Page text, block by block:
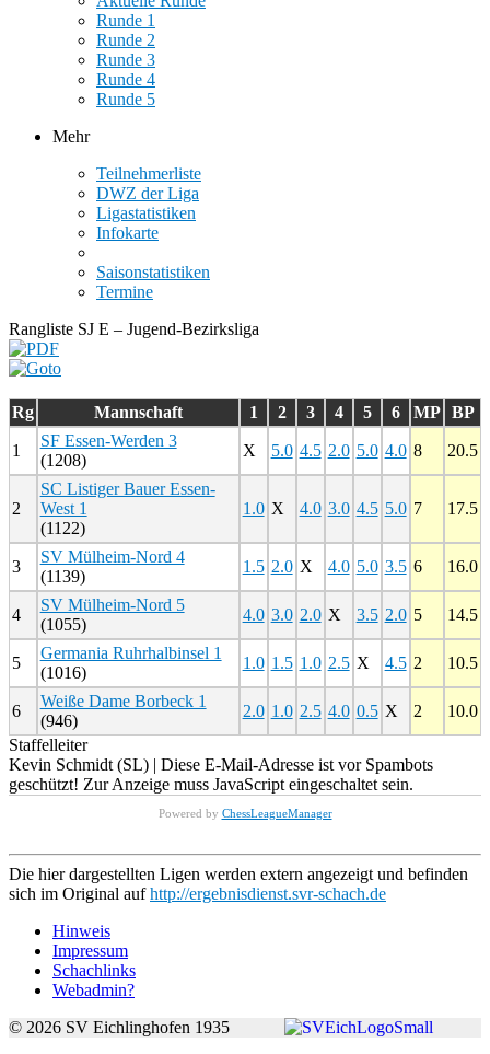
Runde 1
Runde 2
Runde 3
Runde 4
Runde 5
Mehr
Teilnehmerliste
DWZ der Liga
Ligastatistiken
Infokarte
Saisonstatistiken
Termine
Rangliste SJ E – Jugend-Bezirksliga
Rg Mannschaft 1 2 3 4 5 6 MP BP
1
SF Essen-Werden 3
(1208)
X 5.0 4.5 2.0 5.0 4.0 8 20.5
2
SC Listiger Bauer Essen-
West 1
(1122)
1.0 X 4.0 3.0 4.5 5.0 7 17.5
3
SV Mülheim-Nord 4
(1139)
1.5 2.0 X 4.0 5.0 3.5 6 16.0
4
SV Mülheim-Nord 5
(1055)
4.0 3.0 2.0 X 3.5 2.0 5 14.5
5
Germania Ruhrhalbinsel 1
(1016)
1.0 1.5 1.0 2.5 X 4.5 2 10.5
6
Weiße Dame Borbeck 1
(946)
2.0 1.0 2.5 4.0 0.5 X 2
10.0
Staffelleiter
Kevin Schmidt (SL) | Diese E-Mail-Adresse ist vor Spambots
geschützt! Zur Anzeige muss JavaScript eingeschaltet sein.
Powered by ChessLeagueManager
Die hier dargestellten Ligen werden extern angezeigt und befinden
sich im Original aufhttp://ergebnisdienst.svr-schach.de
Hinweis
Impressum
Schachlinks
Webadmin?
© 2026 SV Eichlinghofen 1935